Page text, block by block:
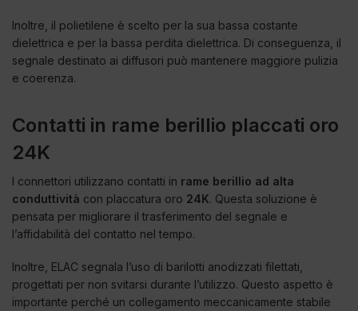
Inoltre, il polietilene è scelto per la sua bassa costante
dielettrica e per la bassa perdita dielettrica. Di conseguenza, il
segnale destinato ai diffusori può mantenere maggiore pulizia
e coerenza.
Contatti in rame berillio placcati oro
24K
I connettori utilizzano contatti in rame berillio ad alta
conduttività con placcatura oro 24K. Questa soluzione è
pensata per migliorare il trasferimento del segnale e
l’affidabilità del contatto nel tempo.
Inoltre, ELAC segnala l’uso di barilotti anodizzati filettati,
progettati per non svitarsi durante l’utilizzo. Questo aspetto è
importante perché un collegamento meccanicamente stabile